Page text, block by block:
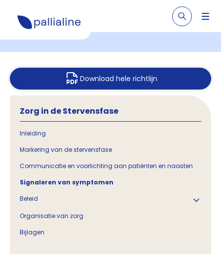
Download hele richtlijn
Zorg in de Stervensfase
Inleiding
Markering van de stervensfase
Communicatie en voorlichting aan patiënten en naasten
Signaleren van symptomen
Beleid
Organisatie van zorg
Bijlagen